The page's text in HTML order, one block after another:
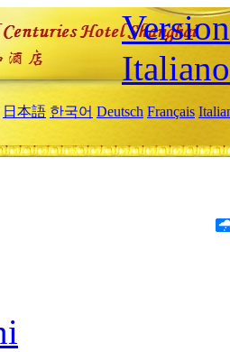
Italiano
日本語 한국어 Deutsch Français